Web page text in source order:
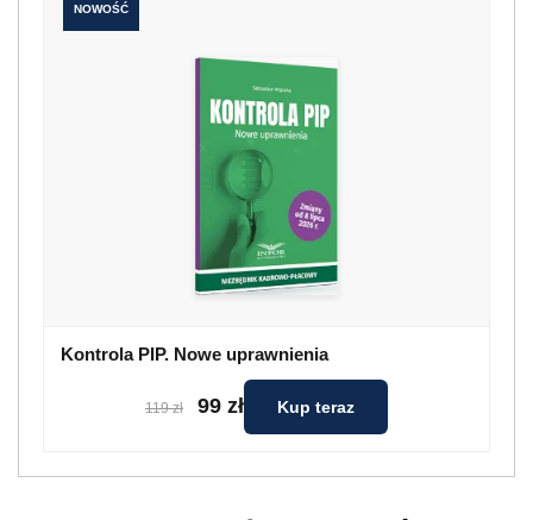
NOWOŚĆ
Kontrola PIP. Nowe uprawnienia
119 zł 99 zł Kup teraz